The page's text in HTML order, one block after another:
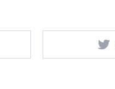
Sf
FCSB